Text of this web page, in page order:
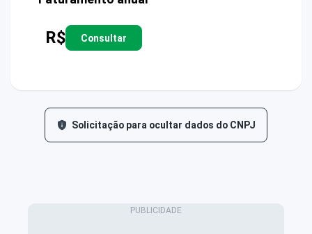
R$ Consultar
Solicitação para ocultar dados do CNPJ